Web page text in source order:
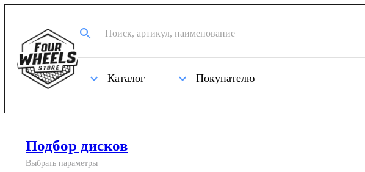
Каталог Покупателю
Подбор дисков
Выбрать параметры